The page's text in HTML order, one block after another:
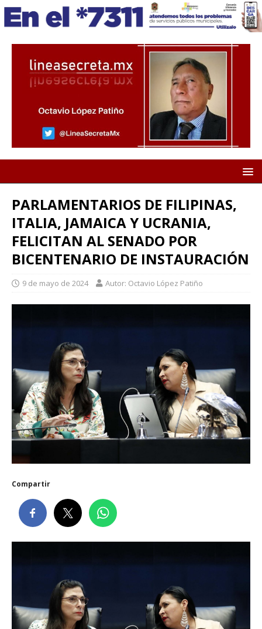
PARLAMENTARIOS DE FILIPINAS,
ITALIA, JAMAICA Y UCRANIA,
FELICITAN AL SENADO POR
BICENTENARIO DE INSTAURACIÓN
9 de mayo de 2024 Autor: Octavio López Patiño
Compartir